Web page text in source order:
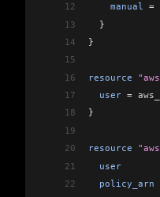
12
    manual
=
13
  }
14
}
15
16
resource
17
  user
=
18
}
19
20
resource
21
  user
22
  policy_arn